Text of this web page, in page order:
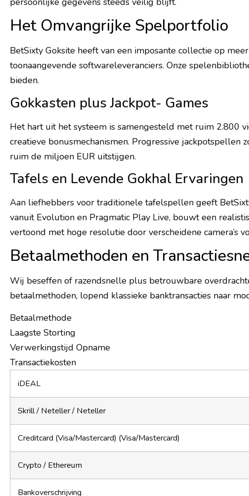
Het Omvangrijke Spelportfolio
BetSixty Goksite heeft van een imposante collectie op
toonaangevende softwareleveranciers. Onze
bieden.
Gokkasten plus Jackpot- Games
Het hart uit het systeem is samengesteld met ruim 2.800
creatieve bonusmechanismen. Progressive
ruim de miljoen EUR uitstijgen.
Tafels en Levende Gokhal Ervaringen
Aan liefhebbers voor traditionele tafelspellen geeft
vanuit Evolution en Pragmatic Play Live, bouwt een
vertoond met hoge resolutie door verscheidene camera’s
Betaalmethoden en
Wij beseffen of razendsnelle plus betrouwbare
betaalmethoden, lopend klassieke banktransacties naar
Betaalmethode
Laagste Storting
Verwerkingstijd Opname
Transactiekosten
iDEAL
Skrill / Neteller / Neteller
Creditcard (Visa/Mastercard) (Visa/Mastercard)
Crypto / Ethereum
Bankoverschrijving